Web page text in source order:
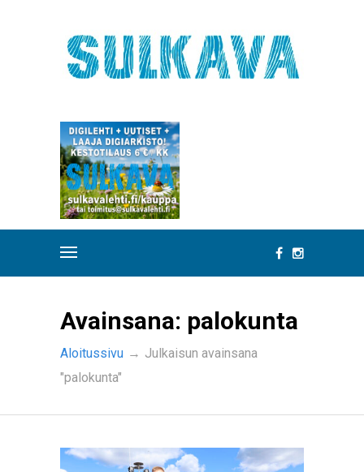
Avainsana: palokunta
Aloitussivu → Julkaisun avainsana
"palokunta"